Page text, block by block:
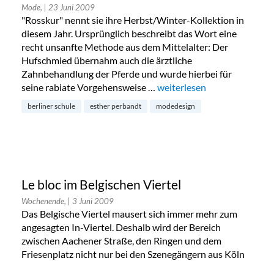
Mode, | 23 Juni 2009
"Rosskur" nennt sie ihre Herbst/Winter-Kollektion in
diesem Jahr. Ursprünglich beschreibt das Wort eine
recht unsanfte Methode aus dem Mittelalter: Der
Hufschmied übernahm auch die ärztliche
Zahnbehandlung der Pferde und wurde hierbei für
seine rabiate Vorgehensweise … „Die Designerin Esther
weiterlesen
berliner schule esther perbandt modedesign
Le bloc im Belgischen Viertel
Wochenende, | 3 Juni 2009
Das Belgische Viertel mausert sich immer mehr zum
angesagten In-Viertel. Deshalb wird der Bereich
zwischen Aachener Straße, den Ringen und dem
Friesenplatz nicht nur bei den Szenegängern aus Köln